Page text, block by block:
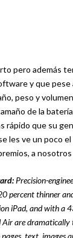
pero además
y que
peso y
de la
rápido que su
les ve un poco
a
Precision-
percent thinner
iPad, and with a
are dramatically